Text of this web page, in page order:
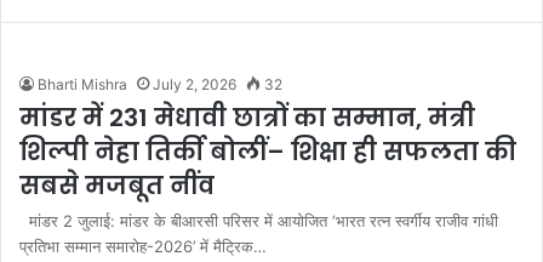
Bharti Mishra July 2, 2026 32
मांडर में 231 मेधावी छात्रों का सम्मान, मंत्री
शिल्पी नेहा तिर्की बोलीं– शिक्षा ही सफलता की
सबसे मजबूत नींव
मांडर 2 जुलाई: मांडर के बीआरसी परिसर में आयोजित ‘भारत रत्न स्वर्गीय राजीव गांधी
प्रतिभा सम्मान समारोह-2026’ में मैट्रिक…